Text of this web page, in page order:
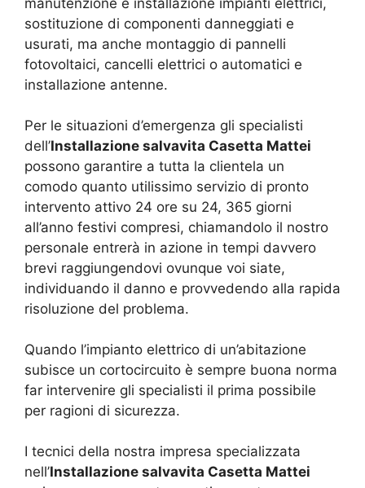
manutenzione e installazione impianti elettrici,
sostituzione di componenti danneggiati e
usurati, ma anche montaggio di pannelli
fotovoltaici, cancelli elettrici o automatici e
installazione antenne.
Per le situazioni d’emergenza gli specialisti
dell’Installazione salvavita Casetta Mattei
possono garantire a tutta la clientela un
comodo quanto utilissimo servizio di pronto
intervento attivo 24 ore su 24, 365 giorni
all’anno festivi compresi, chiamandolo il nostro
personale entrerà in azione in tempi davvero
brevi raggiungendovi ovunque voi siate,
individuando il danno e provvedendo alla rapida
risoluzione del problema.
Quando l’impianto elettrico di un’abitazione
subisce un cortocircuito è sempre buona norma
far intervenire gli specialisti il prima possibile
per ragioni di sicurezza.
I tecnici della nostra impresa specializzata
nell’Installazione salvavita Casetta Mattei